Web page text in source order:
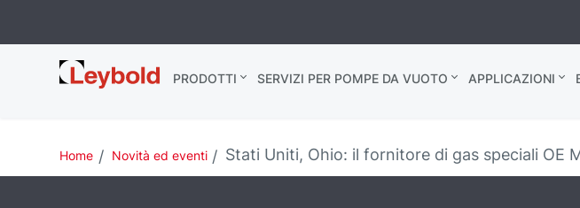
Leybold Italia PRODOTTI SERVIZI PER POMPE DA VUOTO APPLICAZIONI
Home Novità ed eventi Stati Uniti, Ohio: il fornitore di gas speciali OE